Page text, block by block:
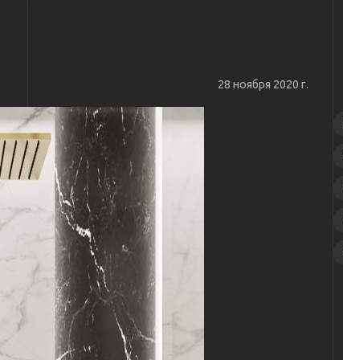
28 ноября 2020 г.